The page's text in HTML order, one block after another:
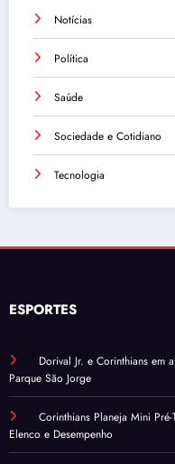
Notícias
Política
Saúde
Sociedade e Cotidiano
Tecnologia
ESPORTES
Dorival Jr. e Corinthians em
Parque São Jorge
Corinthians Planeja Mini
Elenco e Desempenho